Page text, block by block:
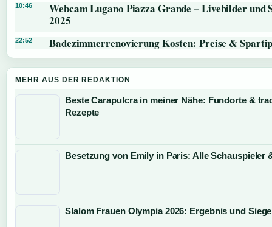
10:46
Webcam Lugano Piazza Grande – Livebilder und
2025
22:52 Badezimmerrenovierung Kosten: Preise &
MEHR AUS DER REDAKTION
Beste Carapulcra in meiner Nähe: Fundorte &
Rezepte
Besetzung von Emily in Paris: Alle Schauspieler
Slalom Frauen Olympia 2026: Ergebnis und